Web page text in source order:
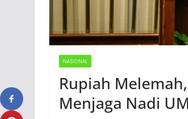
NASIONAL
Rupiah
Menjaga Nadi